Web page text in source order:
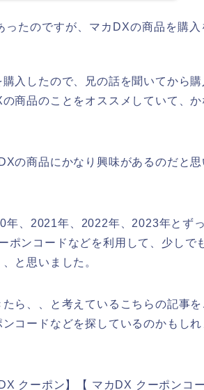
たのですが、マカDXの商品を購入
入したので、兄の話を聞いてから購
商品のことをオススメしていて、
の商品にかなり興味があるのだと思
、2021年、2022年、2023年とず
ポンコードなどを利用して、少しで
と思いました。
ら、、と考えているこちらの記事
コードなどを探しているのかもしれ
クーポン】【 マカDX クーポンコー